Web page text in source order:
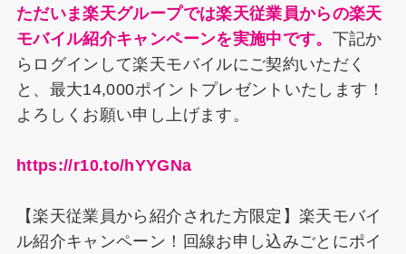
ただいま楽天グループでは楽天従業員からの楽天
モバイル紹介キャンペーンを実施中です。 下記か
らログインして楽天モバイルにご契約いただく
と、最大14,000ポイントプレゼントいたします！
よろしくお願い申し上げます。
https://r10.to/hYYGNa
【楽天従業員から紹介された方限定】楽天モバイ
ル紹介キャンペーン！回線お申し込みごとにポイ